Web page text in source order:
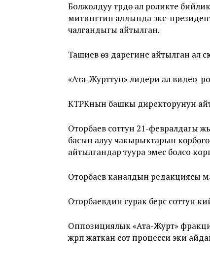
Болжолдуу түрдө ал роликте
митингтин алдында экс-
чалгандыгы айтылган.
Ташиев өз дарегине айтылган ал
«Ата-Журттун» лидери ал видео-
КТРКнын башкы директорунун
Оторбаев соттун 21-февралдагы
басып алуу чакырыктарын
айтылгандар туура эмес болсо
Оторбаев каналдын редакциясы
Оторбаевдин сурак берүүсү
Оппозициялык «Ата-Журт»
жүрүп жаткан сот процесси эки